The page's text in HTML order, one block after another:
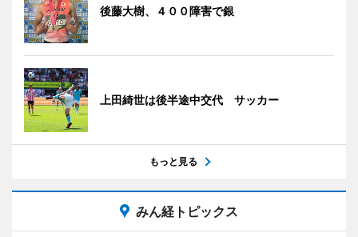
後藤大樹、４００障害で銀
上田綺世は後半途中交代 サッカー
もっと見る
みん経トピックス